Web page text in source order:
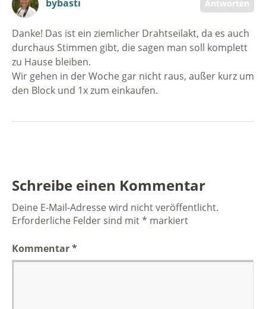
Antworten
bybasti
Danke! Das ist ein ziemlicher Drahtseilakt, da es auch
durchaus Stimmen gibt, die sagen man soll komplett
zu Hause bleiben.
Wir gehen in der Woche gar nicht raus, außer kurz um
den Block und 1x zum einkaufen.
Schreibe einen Kommentar
Deine E-Mail-Adresse wird nicht veröffentlicht.
Erforderliche Felder sind mit* markiert
Kommentar*